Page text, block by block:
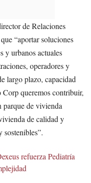
de Relaciones
“aportar soluciones
y urbanos actuales
operadores y
largo plazo, capacidad
queremos contribuir,
parque de vivienda
de calidad y
sostenibles”.
refuerza Pediatría